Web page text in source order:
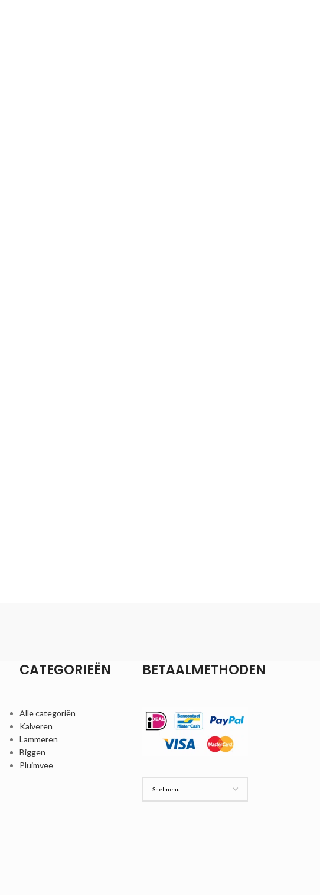
CATEGORIEËN BETAALMETHODEN
Alle categoriën
Kalveren
Lammeren
Biggen
Pluimvee